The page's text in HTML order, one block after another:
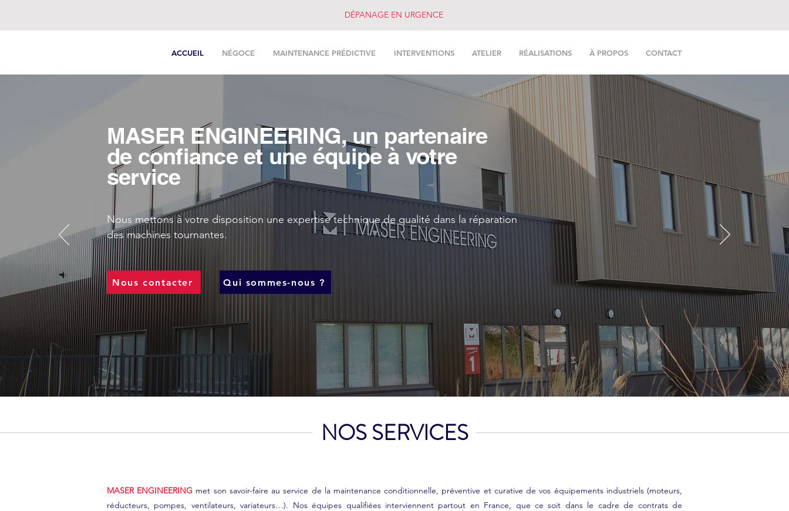
ACCUEIL NÉGOCE MAINTENANCE PRÉDICTIVE INTERVENTIONS ATELIER RÉALISATIONS À PROPOS CONTACT
DÉPANAGE EN URGENCE
MASER ENGINEERING, un partenaire
de confiance et une équipe à votre
service
Nous mettons à votre disposition une expertise technique de qualité dans la réparation
des machines tournantes.
Nous contacter Qui sommes-nous ?
NOS SERVICES
MASER ENGINEERING met son savoir-faire au service de la maintenance conditionnelle, préventive et curative de vos équipements industriels (moteurs,
réducteurs, pompes, ventilateurs, variateurs…). Nos équipes qualifiées interviennent partout en France, que ce soit dans le cadre de contrats de